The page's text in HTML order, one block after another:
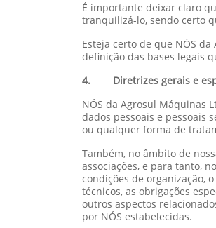
É importante deixar claro
tranquilizá-lo, sendo certo
Esteja certo de que NÓS
definição das bases legais
4. Diretrizes gerais e
NÓS da Agrosul Máquinas
dados pessoais e pessoais
ou qualquer forma de
Também, no âmbito de
associações, e para tanto,
condições de organização,
técnicos, as obrigações
outros aspectos
por NÓS estabelecidas.